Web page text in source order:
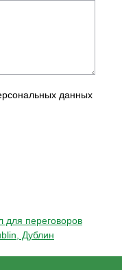
данных
для переговоров
Дублин